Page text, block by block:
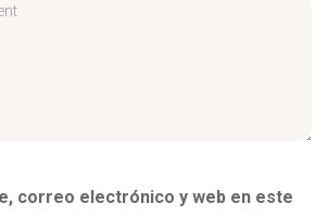
correo electrónico y web en este